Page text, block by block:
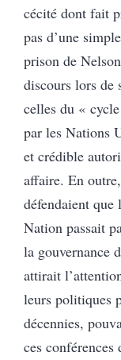
cécité dont fait
pas d’une
prison de
discours lors de
celles du «
par les Nations
et crédible
affaire. En
défendaient
Nation passait
la gouvernance
attirait
leurs politiques
décennies,
ces